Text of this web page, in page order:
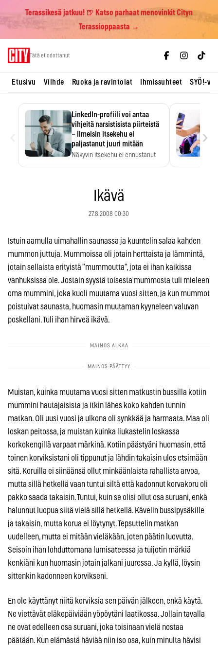
Terassikesä jatkuu! 🍺 Katso parhaat menovinkit Cityn
Terassioppaasta →
Tätä et odottanut
Etusivu Viihde Ruoka ja ravintolat Ihmissuhteet SYÖ!-
LinkedIn-profiili voi antaa
vihjeitä narsistisista piirteistä
– ilmeisin itsekehu ei
paljastanut juuri mitään
Näkyvin itsekehu ei ennustanut
›
Ikävä
27.8.2008 00:30
Istuin aamulla uimahallin saunassa ja kuuntelin salaa kahden
mummon juttuja. Mummoissa oli jotain herttaista ja lämmintä,
jotain sellaista erityistä ”mummoutta”, jota ei ihan kaikissa
vanhuksissa ole. Jostain syystä toisesta mummosta tuli mieleen
oma mummini, joka kuoli muutama vuosi sitten, ja kun mummot
poistuivat saunasta, huomasin muutaman kyyneleen valuvan
poskellani. Tuli ihan hirveä ikävä.
Muistan, kuinka muutama vuosi sitten matkustin bussilla kotiin
mummini hautajaisista ja itkin lähes koko kahden tunnin
matkan. Oli uusi vuosi ja ulkona oli synkkää ja harmaata. Maa oli
loskan peitossa, ja muistan kuinka liukastelin loskassa
korkokengillä varpaat märkinä. Kotiin päästyäni huomasin, että
toinen korviksistani oli tippunut ja lähdin takaisin ulos etsimään
sitä. Koruilla ei siinäänsä ollut minkäänlaista rahallista arvoa,
mutta sillä hetkellä vaan tuntui siltä että kadonnut korvakoru oli
pakko saada takaisin. Tuntui, kuin se olisi ollut osa suruani, enkä
halunnut luopua siitä vielä sillä hetkellä. Kävelin bussipysäkille
ja takaisin, mutta korua ei löytynyt. Tepsuttelin matkan
uudelleen, mutta ei mitään vieläkään, joten päätin luovutta.
Seisoin ihan lohduttomana lumisateessa ja tuijotin märkiä
kenkiäni kun huomasin jotain jalkani juuressa. Ja kyllä, löysin
sittenkin kadonneen korvikseni.
En ole käyttänyt niitä korviksia sen päivän jälkeen, enkä käytä.
Ne viettävät eläkepäiviään yöpöytäni laatikossa. Jollain tavalla
ne ovat edelleen osa suruani, joka toisinaan vielä nostaa
päätään. Kun elämästä häviää niin iso osa, kuin minulta hävisi